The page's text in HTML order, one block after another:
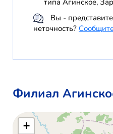
типа Агинское,
Вы -
неточность?
Филиал
+